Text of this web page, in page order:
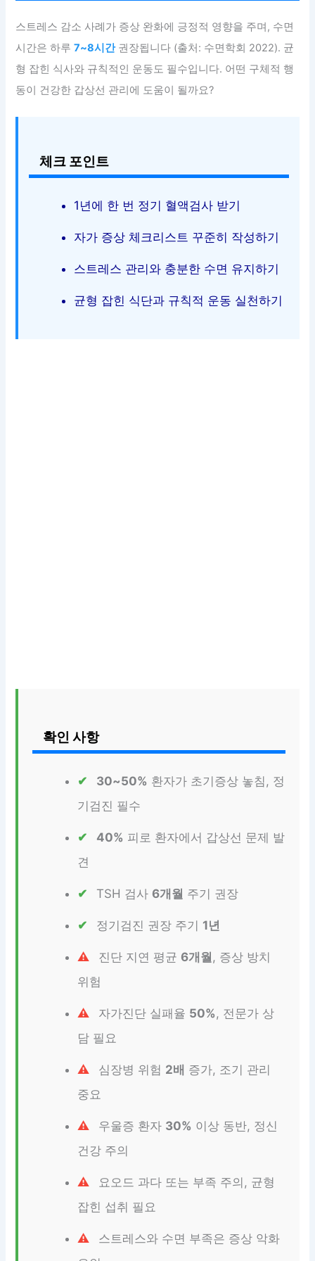
스트레스 감소 사례가 증상 완화에 긍정적 영향을 주며, 수면
시간은 하루7~8시간권장됩니다 (출처: 수면학회 2022). 균
형 잡힌 식사와 규칙적인 운동도 필수입니다. 어떤 구체적 행
동이 건강한 갑상선 관리에 도움이 될까요?
체크 포인트
1년에 한 번 정기 혈액검사 받기
자가 증상 체크리스트 꾸준히 작성하기
스트레스 관리와 충분한 수면 유지하기
균형 잡힌 식단과 규칙적 운동 실천하기
확인 사항
30~50% 환자가 초기증상 놓침, 정
기검진 필수
40% 피로 환자에서 갑상선 문제 발
견
TSH 검사 6개월 주기 권장
정기검진 권장 주기 1년
진단 지연 평균 6개월 , 증상 방치
위험
자가진단 실패율 50%, 전문가 상
담 필요
심장병 위험 2배 증가, 조기 관리
중요
우울증 환자 30% 이상 동반, 정신
건강 주의
요오드 과다 또는 부족 주의, 균형
잡힌 섭취 필요
스트레스와 수면 부족은 증상 악화